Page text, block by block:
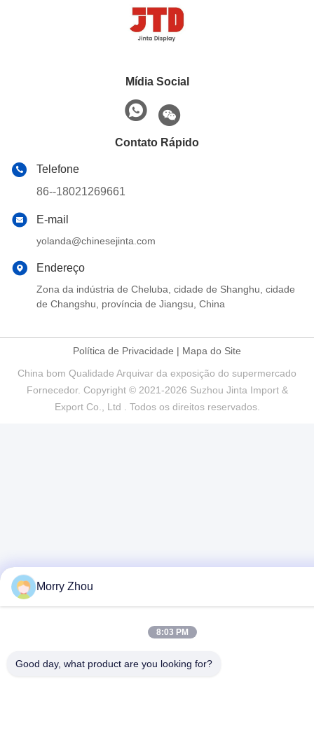
Mídia Social
Contato Rápido
Telefone
86--18021269661
E-mail
yolanda@chinesejinta.com
Endereço
Zona da indústria de Cheluba, cidade de Shanghu, cidade
de Changshu, província de Jiangsu, China
Política de Privacidade | Mapa do Site
China bom Qualidade Arquivar da exposição do supermercado
Fornecedor. Copyright © 2021-2026 Suzhou Jinta Import &
Export Co., Ltd . Todos os direitos reservados.
Morry Zhou
8:03 PM
Good day, what product are you looking for?